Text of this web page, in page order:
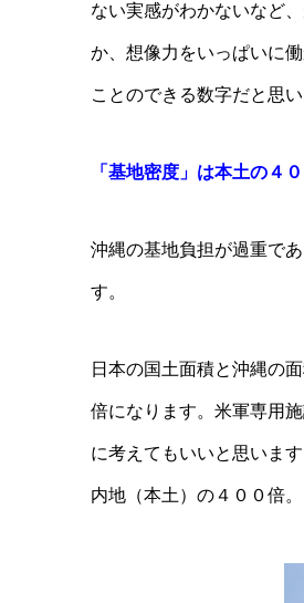
ない実感がわかないなど
か、想像力をいっぱいに
ことのできる数字だと思い
「基地密度」は本土の４０
沖縄の基地負担が過重で
す。
日本の国土面積と沖縄の
倍になります。米軍専用
に考えてもいいと思いま
内地（本土）の４００倍